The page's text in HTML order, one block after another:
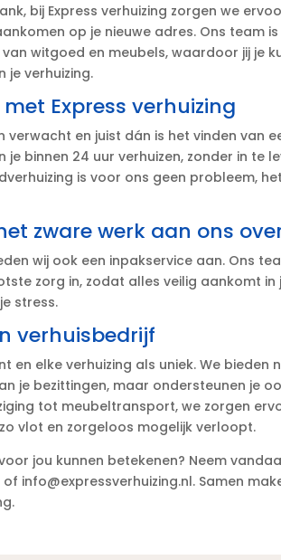
bij Express verhuizing zorgen we
op je nieuwe adres.​ Ons team is
witgoed en meubels, waardoor jij je
je verhuizing.​
Express verhuizing
verwacht en juist dán is het vinden van
binnen 24 uur verhuizen, zonder in te
is voor ons geen probleem,
zware werk aan ons
wij ook een inpakservice aan.​ Ons
zorg in, zodat alles veilig aankomt in
stress.​
verhuisbedrijf
en elke verhuizing als uniek.​ We bieden
je bezittingen, maar ondersteunen je
tot meubeltransport, we zorgen
vlot en zorgeloos mogelijk verloopt.​
jou kunnen betekenen? Neem
info@expressverhuizing.​nl.​ Samen